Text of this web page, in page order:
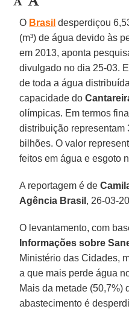
O Brasil desperdiçou
(m³) de água devido às
em 2013, aponta
divulgado no dia 25-03.
de toda a água
capacidade do
olímpicas. Em termos
distribuição representam
bilhões. O valor
feitos em água e esgoto
A reportagem é de
Agência Brasil , 26-03-
O levantamento, com
Informações sobre
Ministério das Cidades,
a que mais perde água
Mais da metade (50,7%)
abastecimento é